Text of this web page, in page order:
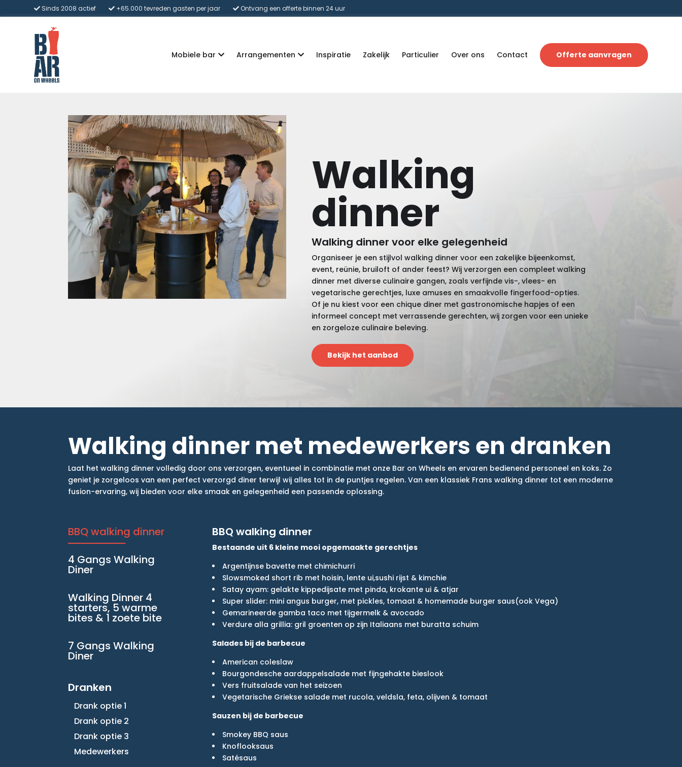
Sinds 2008 actief +65.000 tevreden gasten per jaar Ontvang een offerte binnen 24 uur
Mobiele bar Arrangementen Inspiratie Zakelijk Particulier Over ons Contact Offerte aanvragen
Walking
dinner
Walking dinner voor elke gelegenheid
Organiseer je een stijlvol walking dinner voor een zakelijke bijeenkomst,
event, reünie, bruiloft of ander feest? Wij verzorgen een compleet walking
dinner met diverse culinaire gangen, zoals verfijnde vis-, vlees- en
vegetarische gerechtjes, luxe amuses en smaakvolle fingerfood-opties.
Of je nu kiest voor een chique diner met gastronomische hapjes of een
informeel concept met verrassende gerechten, wij zorgen voor een unieke
en zorgeloze culinaire beleving.
Bekijk het aanbod
Walking dinner met medewerkers en dranken
Laat het walking dinner volledig door ons verzorgen, eventueel in combinatie met onze Bar on Wheels en ervaren bedienend personeel en koks. Zo
geniet je zorgeloos van een perfect verzorgd diner terwijl wij alles tot in de puntjes regelen. Van een klassiek Frans walking dinner tot een moderne
fusion-ervaring, wij bieden voor elke smaak en gelegenheid een passende oplossing.
BBQ walking dinner
4 Gangs Walking
Diner
Walking Dinner 4
starters, 5 warme
bites & 1 zoete bite
7 Gangs Walking
Diner
Dranken
Drank optie 1
Drank optie 2
Drank optie 3
Medewerkers
BBQ walking dinner
Bestaande uit 6 kleine mooi opgemaakte gerechtjes
Argentijnse bavette met chimichurri
⁠⁠Slowsmoked short rib met hoisin, lente ui,sushi rijst & kimchie
⁠⁠Satay ayam: gelakte kippedijsate met pinda, krokante ui & atjar
Super slider: mini angus burger, met pickles, tomaat & homemade burger saus(ook Vega)
⁠⁠Gemarineerde gamba taco met tijgermelk & avocado
⁠⁠Verdure alla grillia: gril groenten op zijn Italiaans met buratta schuim
Salades bij de barbecue
American coleslaw
Bourgondesche aardappelsalade met fijngehakte bieslook
Vers fruitsalade van het seizoen
Vegetarische Griekse salade met rucola, veldsla, feta, olijven & tomaat
Sauzen bij de barbecue
Smokey BBQ saus
Knoflooksaus
Satésaus